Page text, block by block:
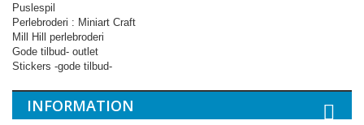
Puslespil
Perlebroderi : Miniart Craft
Mill Hill perlebroderi
Gode tilbud- outlet
Stickers -gode tilbud-
INFORMATION